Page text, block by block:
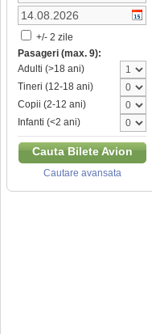
+/- 2 zile
Pasageri (max. 9):
Adulti (>18 ani)
Tineri (12-18 ani)
Copii (2-12 ani)
Infanti (<2 ani)
Cauta Bilete Avion
Cautare avansata